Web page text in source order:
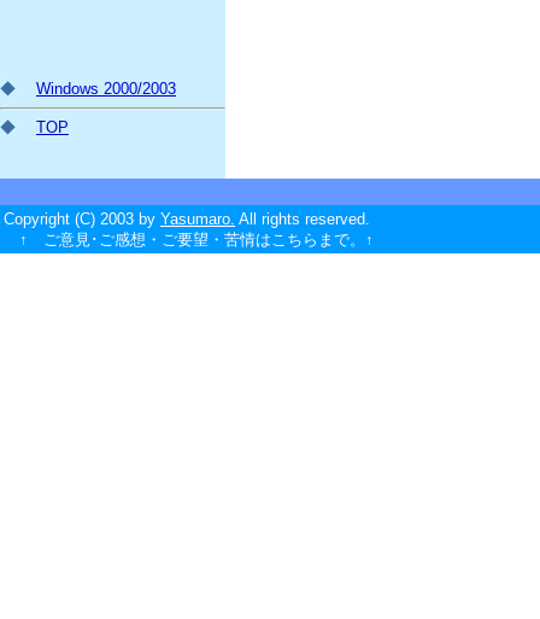
◆ Windows 2000/2003
◆ TOP
Copyright (C) 2003 by Yasumaro. All rights reserved.
↑ ご意見･ご感想・ご要望・苦情はこちらまで。↑